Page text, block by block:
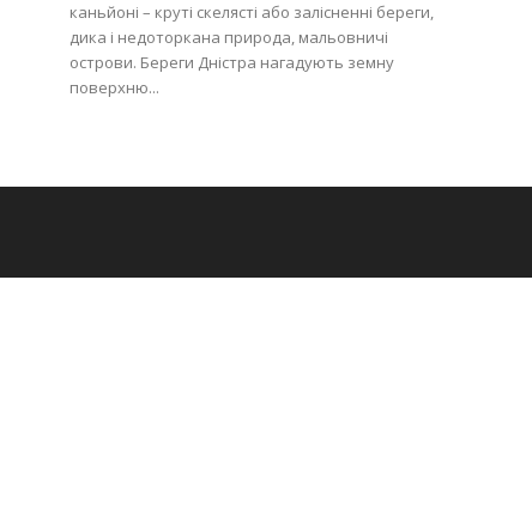
каньйоні – круті скелясті або залісненні береги,
дика і недоторкана природа, мальовничі
острови. Береги Дністра нагадують земну
поверхню...